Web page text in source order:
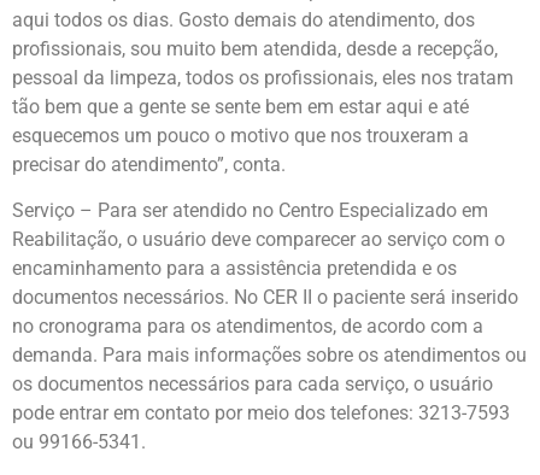
aqui todos os dias. Gosto demais do atendimento, dos
profissionais, sou muito bem atendida, desde a recepção,
pessoal da limpeza, todos os profissionais, eles nos tratam
tão bem que a gente se sente bem em estar aqui e até
esquecemos um pouco o motivo que nos trouxeram a
precisar do atendimento”, conta.
Serviço – Para ser atendido no Centro Especializado em
Reabilitação, o usuário deve comparecer ao serviço com o
encaminhamento para a assistência pretendida e os
documentos necessários. No CER II o paciente será inserido
no cronograma para os atendimentos, de acordo com a
demanda. Para mais informações sobre os atendimentos ou
os documentos necessários para cada serviço, o usuário
pode entrar em contato por meio dos telefones: 3213-7593
ou 99166-5341.